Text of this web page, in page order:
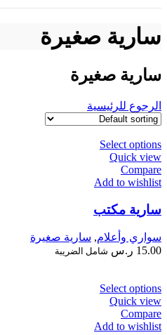
سارية صغيرة
سارية صغيرة
الرجوع للرئيسية
Select options
Quick view
Compare
Add to wishlist
سارية مكتب
سواري وأعلام, سارية صغيرة
15.00 ر.س شامل الضريبة
Select options
Quick view
Compare
Add to wishlist